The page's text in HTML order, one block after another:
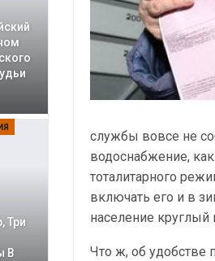
службы вовсе не
водоснабжение,
тоталитарного
включать его и в
население круглый
Что ж, об удобстве
Три
В